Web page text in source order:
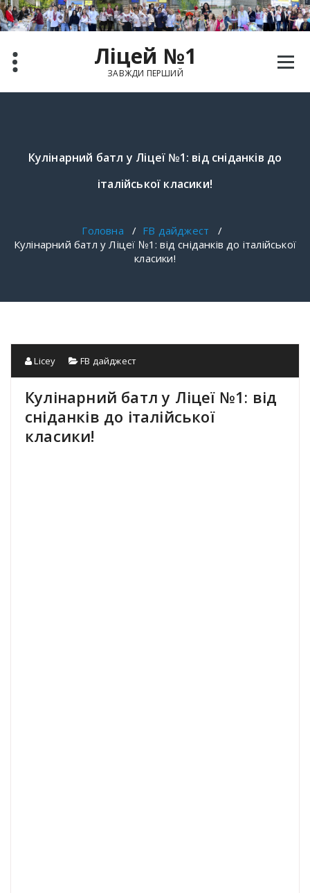
Перейти
до
вмісту
Ліцей №1
ЗАВЖДИ ПЕРШИЙ
Кулінарний батл у Ліцеї №1: від сніданків до
італійської класики!
Головна / FB дайджест /
Кулінарний батл у Ліцеї №1: від сніданків до італійської
класики!
Licey FB дайджест
Кулінарний батл у Ліцеї №1: від
сніданків до італійської
класики!